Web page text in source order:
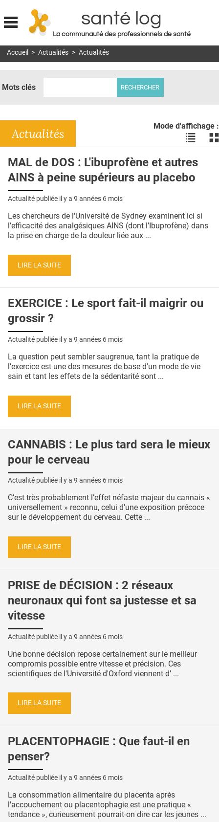
Jump to navigation
santé log
La communauté des professionnels de santé
MON COMPTE
DOSSIERS
RÉSEAUX
E-REVUE SAD
QUI SOMMES-NOUS ?
CONDITIONS GÉNÉRALES
CRÉDITS
Accueil > Actualités > Actualités
Mots clés
Mode d'affichage :
Voir
les
en
liste
les
Actualités
MAL de DOS : L'ibuprofène et autres
AINS à peine supérieurs au placebo
Actualité publiée il y a 9 années 6 mois
Les chercheurs de l'Université de Sydney examinent ici si
l’efficacité des analgésiques AINS (dont l’Ibuprofène) dans
la prise en charge de la douleur liée aux ...
LIRE LA SUITE
EXERCICE : Le sport fait-il maigrir ou
grossir ?
Actualité publiée il y a 9 années 6 mois
La question peut sembler saugrenue, tant la pratique de
l’exercice est une des mesures de base d'un mode de vie
sain et tant les effets de la sédentarité sont ...
LIRE LA SUITE
CANNABIS : Le plus tard sera le mieux
pour le cerveau
Actualité publiée il y a 9 années 6 mois
C’est très probablement l’effet néfaste majeur du cannais «
universellement » reconnu, celui d’une exposition précoce
sur le développement du cerveau. Cette ...
LIRE LA SUITE
PRISE de DÉCISION : 2 réseaux
neuronaux qui font sa justesse et sa
vitesse
Actualité publiée il y a 9 années 6 mois
Une bonne décision repose certainement sur le meilleur
compromis possible entre vitesse et précision. Ces
scientifiques de l'Université d'Oxford viennent d’ ...
LIRE LA SUITE
PLACENTOPHAGIE : Que faut-il en
penser?
Actualité publiée il y a 9 années 6 mois
La consommation alimentaire du placenta après
l'accouchement ou placentophagie est une pratique «
tendance », curieusement pourrait-on dire car les jeunes ...